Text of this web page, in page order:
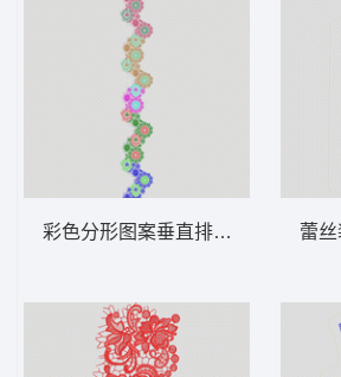
彩色分形图案垂直排列 水溶满幅蕾